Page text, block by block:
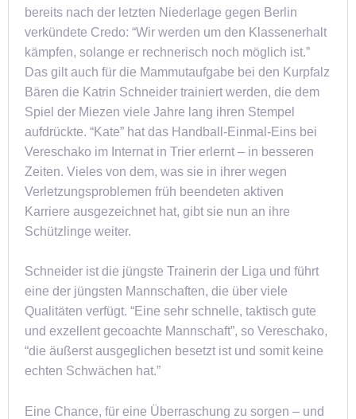
bereits nach der letzten Niederlage gegen Berlin
verkündete Credo: “Wir werden um den Klassenerhalt
kämpfen, solange er rechnerisch noch möglich ist.”
Das gilt auch für die Mammutaufgabe bei den Kurpfalz
Bären die Katrin Schneider trainiert werden, die dem
Spiel der Miezen viele Jahre lang ihren Stempel
aufdrückte. “Kate” hat das Handball-Einmal-Eins bei
Vereschako im Internat in Trier erlernt – in besseren
Zeiten. Vieles von dem, was sie in ihrer wegen
Verletzungsproblemen früh beendeten aktiven
Karriere ausgezeichnet hat, gibt sie nun an ihre
Schützlinge weiter.
Schneider ist die jüngste Trainerin der Liga und führt
eine der jüngsten Mannschaften, die über viele
Qualitäten verfügt. “Eine sehr schnelle, taktisch gute
und exzellent gecoachte Mannschaft”, so Vereschako,
“die äußerst ausgeglichen besetzt ist und somit keine
echten Schwächen hat.”
Eine Chance, für eine Überraschung zu sorgen – und